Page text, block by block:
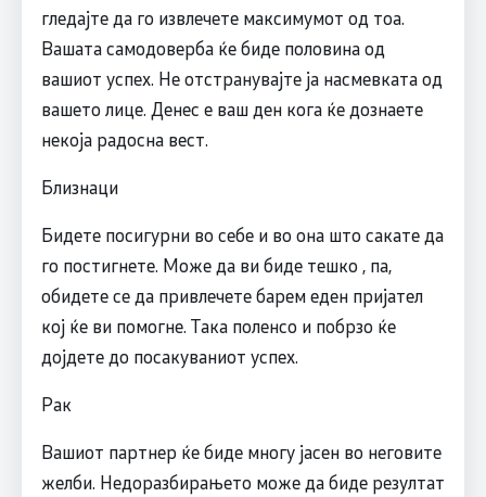
гледајте да го извлечете максимумот од тоа.
Вашата самодоверба ќе биде половина од
вашиот успех. Не отстранувајте ја насмевката од
вашето лице. Денес е ваш ден кога ќе дознаете
некоја радосна вест.
Близнаци
Бидете посигурни во себе и во она што сакате да
го постигнете. Може да ви биде тешко , па,
обидете се да привлечете барем еден пријател
кој ќе ви помогне. Така поленсо и побрзо ќе
дојдете до посакуваниот успех.
Рак
Вашиот партнер ќе биде многу јасен во неговите
желби. Недоразбирањето може да биде резултат